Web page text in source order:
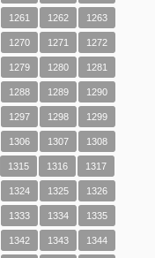
1261 1262 1263
1270 1271 1272
1279 1280 1281
1288 1289 1290
1297 1298 1299
1306 1307 1308
1315 1316 1317
1324 1325 1326
1333 1334 1335
1342 1343 1344